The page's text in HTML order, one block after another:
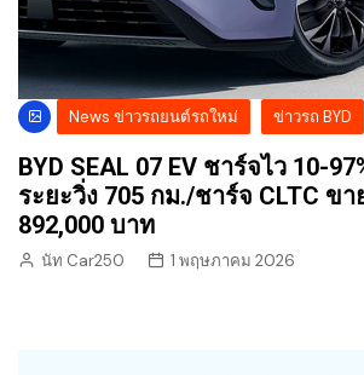
News ข่าวรถยนต์รถใหม่ ข่าวรถ BYD
BYD SEAL 07 EV ชาร์จไว 10-
ระยะวิ่ง 705 กม./ชาร์จ CLTC ข
892,000 บาท
นัท Car250 1 พฤษภาคม 2026